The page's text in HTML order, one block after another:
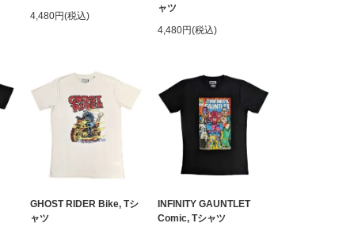
4,480円(税込)
ャツ
4,480円(税込)
GHOST RIDER Bike, Tシ
ャツ
INFINITY GAUNTLET
Comic, Tシャツ